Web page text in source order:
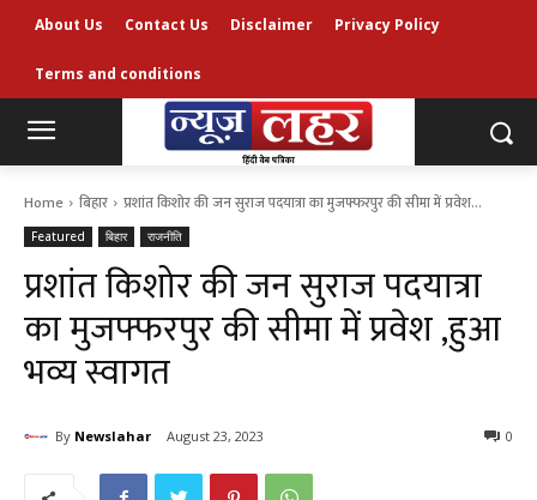
About Us Contact Us Disclaimer Privacy Policy
Terms and conditions
Home बिहार प्रशांत किशोर की जन सुराज पदयात्रा का मुजफ्फरपुर की सीमा में प्रवेश...
Featured बिहार राजनीति
प्रशांत किशोर की जन सुराज पदयात्रा
का मुजफ्फरपुर की सीमा में प्रवेश ,हुआ
भव्य स्वागत
By Newslahar August 23, 2023 0